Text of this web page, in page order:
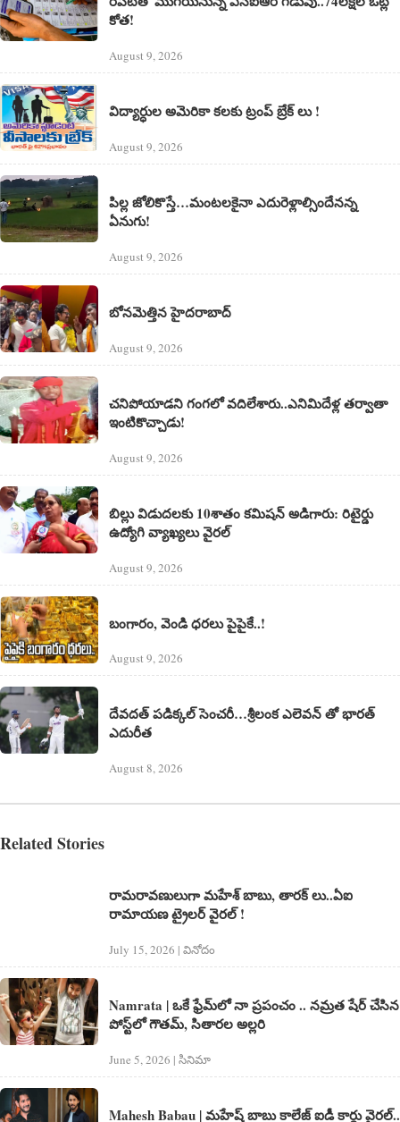
కోత!
August 9, 2026
విద్యార్ధుల అమెరికా కలకు ట్రంప్ బ్రేక్ లు !
August 9, 2026
పిల్ల జోలికొస్తే…మంటలకైనా ఎదురెళ్లాల్సిందేనన్న
ఏనుగు!
August 9, 2026
బోనమెత్తిన హైదరాబాద్
August 9, 2026
చనిపోయాడని గంగలో వదిలేశారు..ఎనిమిదేళ్ల తర్వాతా
ఇంటికొచ్చాడు!
August 9, 2026
బిల్లు విడుదలకు 10శాతం కమిషన్ అడిగారు: రిటైర్డు
ఉద్యోగి వ్యాఖ్యలు వైరల్
August 9, 2026
బంగారం, వెండి ధరలు పైపైకే..!
August 9, 2026
దేవదత్ పడిక్కల్‌ సెంచరీ…శ్రీలంక ఎలెవన్ తో భారత్
ఎదురీత
August 8, 2026
Related Stories
రామరావణులుగా మహేశ్ బాబు, తారక్ లు..ఏఐ
రామాయణ ట్రైలర్ వైరల్ !
July 15, 2026 | వినోదం
Namrata | ఒకే ఫ్రేమ్‌లో నా ప్రపంచం .. న‌మ్ర‌త షేర్ చేసిన
పోస్ట్‌లో గౌతమ్, సితారల అల్ల‌రి
June 5, 2026 | సినిమా
Mahesh Babau | మహేష్ బాబు కాలేజ్ ఐడీ కార్డు వైరల్..